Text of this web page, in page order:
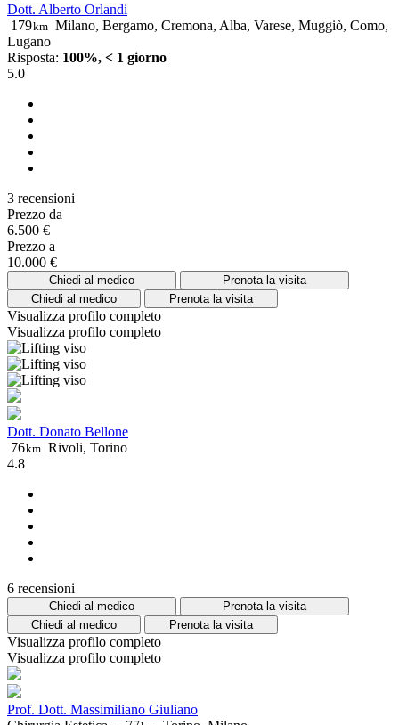
Dott. Alberto Orlandi
179km Milano, Bergamo, Cremona, Alba, Varese, Muggiò, Como,
Lugano
Risposta: 100%, < 1 giorno
5.0
3 recensioni
Prezzo da
6.500 €
Prezzo a
10.000 €
Chiedi al medico
Prenota la visita
Chiedi al medico
Prenota la visita
Visualizza profilo completo
Visualizza profilo completo
Dott. Donato Bellone
76km Rivoli, Torino
4.8
6 recensioni
Chiedi al medico
Prenota la visita
Chiedi al medico
Prenota la visita
Visualizza profilo completo
Visualizza profilo completo
Prof. Dott. Massimiliano Giuliano